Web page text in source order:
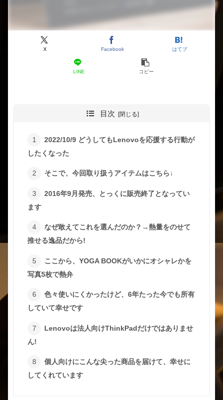
X Facebook はてブ
LINE コピー
目次
2022/10/9 どうしてもLenovoを応援する行動が
したくなった
そこで、今回取り扱うアイテムはこちら↓
2016年9月発売、とっくに販売終了となってい
ます
なぜ敢えてこれを選んだのか？→熱量をのせて
推せる逸品だから!
ここから、YOGA BOOKがいかにオシャレかを
写真5枚で熱弁
色々使いにくかったけど、6年たった今でも所有
していて幸せです
Lenovoは法人向けThinkPadだけではありませ
ん!
個人向けにこんな尖った商品を届けて、幸せに
してくれています